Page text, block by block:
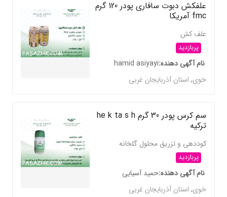
علفکش دبوت سافاری پودر 120 گرم
fmc آمریکا
علف کش
پربازدید
نام آگهی دهندهhamid asiyayi
خوی,استان آذربایجان غربی
سم کرس پودر 30 گرم he k ta s h
ترکیه
کوددهی و تزریق محلول گلخانه
پربازدید
نام آگهی دهندهحمید آسیایی
خوی,استان آذربایجان غربی